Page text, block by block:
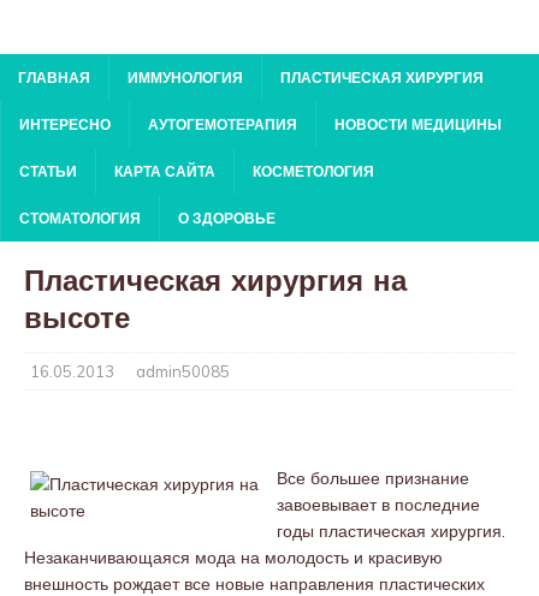
ГЛАВНАЯ ИММУНОЛОГИЯ ПЛАСТИЧЕСКАЯ ХИРУРГИЯ
ИНТЕРЕСНО АУТОГЕМОТЕРАПИЯ НОВОСТИ МЕДИЦИНЫ
СТАТЬИ КАРТА САЙТА КОСМЕТОЛОГИЯ
СТОМАТОЛОГИЯ О ЗДОРОВЬЕ
Пластическая хирургия на
высоте
16.05.2013 admin50085
Все большее признание
завоевывает в последние
годы пластическая хирургия.
Незаканчивающаяся мода на молодость и красивую
внешность рождает все новые направления пластических